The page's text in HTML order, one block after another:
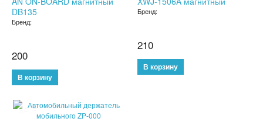
ТОВАРЫ ДЛЯ ТУРИЗМА
ТОВАРЫ ДЛЯ ФИТНЕСА
ТОВАРЫ ДЛЯ ТРЕНИРОВОК
ТОВАРЫ ДЛЯ ПЛЯЖА
DB135
Бренд:
200
Бренд:
210
SALE